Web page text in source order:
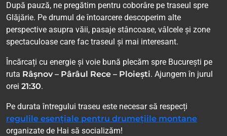
După pauză, ne pregătim pentru coborâre pe traseul spre
Glăjărie. Pe drumul de întoarcere descoperim alte
perspective asupra văii, pasaje stâncoase, vâlcele și zone
spectaculoase care fac traseul și mai interesant.
Încărcați cu energie și voie bună plecăm spre București pe
ruta Râșnov – Pârâul Rece – Ploiești. Ajungem în jurul
orei 21:30.
Pe durata întregului traseu este necesar să respecți
regulile esențiale pentru drumețiile montane
organizate de Hai să socializăm!